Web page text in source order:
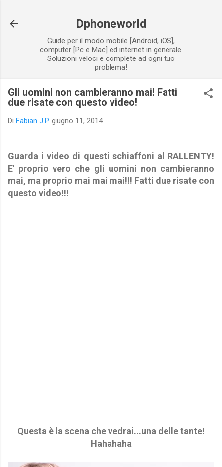
Dphoneworld
Guide per il modo mobile [Android, iOS],
computer [Pc e Mac] ed internet in generale.
Soluzioni veloci e complete ad ogni tuo
problema!
Gli uomini non cambieranno mai! Fatti
due risate con questo video!
Di Fabian J.P. giugno 11, 2014
Guarda i video di questi schiaffoni al RALLENTY!
E' proprio vero che gli uomini non cambieranno
mai, ma proprio mai mai mai!!! Fatti due risate con
questo video!!!
Questa è la scena che vedrai...una delle tante!
Hahahaha